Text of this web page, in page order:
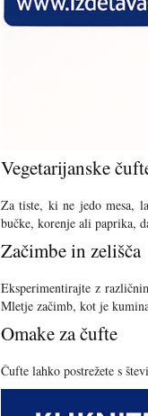
Vegetarijanske
Za tiste, ki ne jedo mesa,
bučke, korenje ali paprika,
Začimbe in zelišča
Eksperimentirajte z
Mletje začimb, kot je
Omake za čufte
Čufte lahko postrežete s